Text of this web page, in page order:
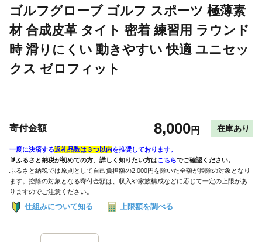
ゴルフグローブ ゴルフ スポーツ 極薄素
材 合成皮革 タイト 密着 練習用 ラウンド
時 滑りにくい 動きやすい 快適 ユニセッ
クス ゼロフィット
寄付金額 8,000円 在庫あり
一度に決済する返礼品数は３つ以内を推奨しております。
🔰ふるさと納税が初めての方、詳しく知りたい方はこちらでご確認ください。
ふるさと納税では原則として自己負担額の2,000円を除いた全額が控除の対象となり
ます。控除の対象となる寄付金額は、収入や家族構成などに応じて一定の上限があ
りますのでご注意ください。
仕組みについて知る 上限額を調べる